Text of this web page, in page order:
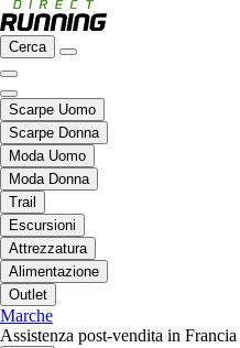
Cerca
Scarpe Uomo
Scarpe Donna
Moda Uomo
Moda Donna
Trail
Escursioni
Attrezzatura
Alimentazione
Outlet
Marche
Assistenza post-vendita in Francia